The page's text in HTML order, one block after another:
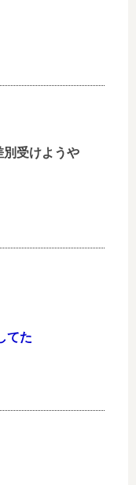
別受けようや
てた